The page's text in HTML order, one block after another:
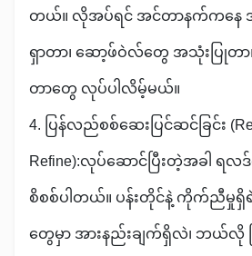
တယ်။ လိုအပ်ရင် အင်တာနက်ကန
ရှာတာ၊ ဆော့ဖ်ဝဲလ်တွေ အသုံးပြုတာ
တာတွေ လုပ်ပါလိမ့်မယ်။
4. ပြန်လည်စစ်ဆေးပြင်ဆင်ခြင်း
Refine):လုပ်ဆောင်ပြီးတဲ့အခါ ရ
စိစစ်ပါတယ်။ ပန်းတိုင်နဲ့ ကိုက်ညီမှုရှိ
တွေမှာ အားနည်းချက်ရှိလဲ၊ ဘယ်လို